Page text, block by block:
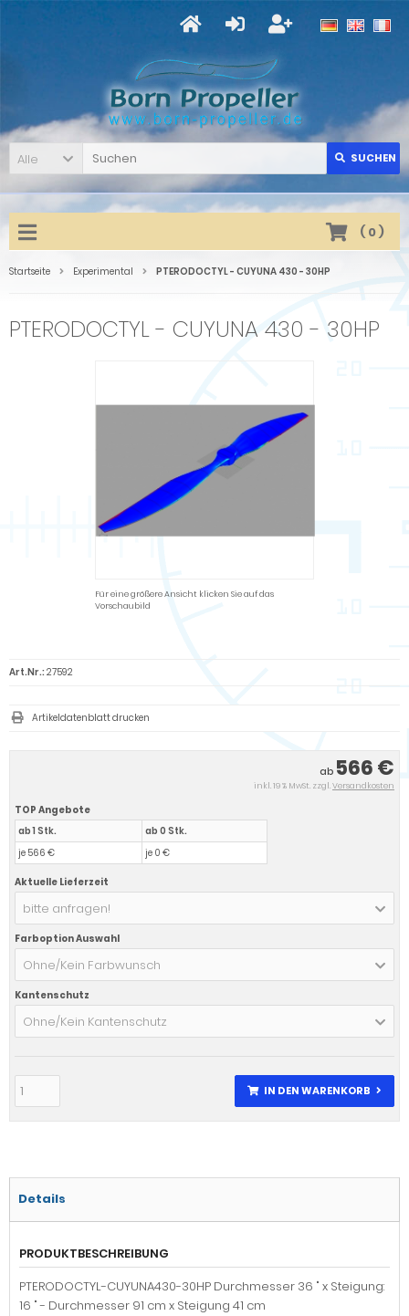
Alle SUCHEN
( 0)
Startseite Experimental PTERODOCTYL - CUYUNA 430 - 30HP
PTERODOCTYL - CUYUNA 430 - 30HP
Für eine größere Ansicht klicken Sie auf das
Vorschaubild
ab 566 €
inkl. 19 % MwSt. zzgl.Versandkosten
TOP Angebote
ab 1 Stk.
je 566 €
ab 0 Stk.
je 0 €
Aktuelle Lieferzeit
bitte anfragen!
Farboption Auswahl
Ohne/Kein Farbwunsch
Kantenschutz
Ohne/Kein Kantenschutz
IN DEN WARENKORB
Art.Nr.: 27592
Artikeldatenblatt drucken
Details
PRODUKTBESCHREIBUNG
PTERODOCTYL-CUYUNA430-30HP Durchmesser 36 " x Steigung:
16 " - Durchmesser 91 cm x Steigung 41 cm